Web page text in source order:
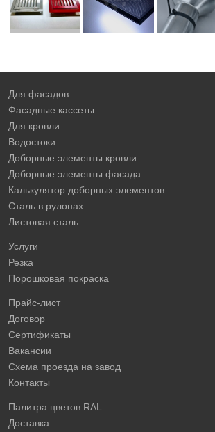
Для фасадов
Фасадные кассеты
Для кровли
Водостоки
Доборные элементы кровли
Доборные элементы фасада
Калькулятор доборных элементов
Сталь в рулонах
Листовая сталь
Услуги
Резка
Порошковая покраска
Прайс-лист
Договор
Сертификаты
Вакансии
Схема проезда на завод
Контакты
Палитра цветов RAL
Доставка